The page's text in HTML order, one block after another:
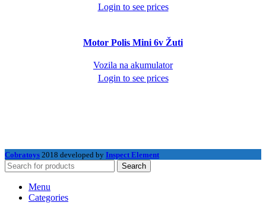
Login to see prices
Motor Polis Mini 6v Žuti
Vozila na akumulator
Login to see prices
Cobratoys 2018 developed by Inspect Element
Search
Menu
Categories